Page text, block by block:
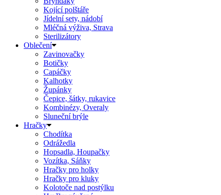
Kojící polštáře
Jídelní sety, nádobí
Mléčná výživa, Strava
Sterilizátory
Oblečení
Zavinovačky
Botičky
Capáčky
Kalhotky
Župánky
Čepice, šátky, rukavice
Kombinézy, Overaly
Sluneční brýle
Hračky
Chodítka
Odrážedla
Hopsadla, Houpačky
Vozítka, Sáňky
Hračky pro holky
Hračky pro kluky
Kolotoče nad postýlku